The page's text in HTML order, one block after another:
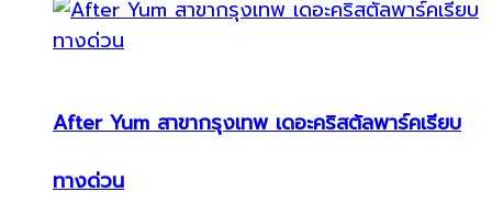
After Yum สาขากรุงเทพ เดอะคริสตัลพาร์คเรียบ
ทางด่วน